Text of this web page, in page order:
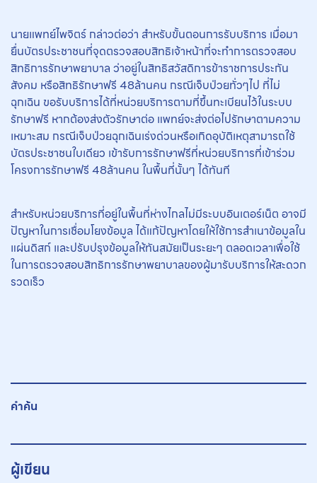
นายแพทย์ไพจิตร์ กล่าวต่อว่า สำหรับขั้นตอนการรับบริการ เมื่อมา
ยื่นบัตรประชาชนที่จุดตรวจสอบสิทธิเจ้าหน้าที่จะทำการตรวจสอบ
สิทธิการรักษาพยาบาล ว่าอยู่ในสิทธิสวัสดิการข้าราชการประกัน
สังคม หรือสิทธิรักษาฟรี 48ล้านคน กรณีเจ็บป่วยทั่วๆไป ที่ไม่
ฉุกเฉิน ขอรับบริการได้ที่หน่วยบริการตามที่ขึ้นทะเบียนไว้ในระบบ
รักษาฟรี หากต้องส่งตัวรักษาต่อ แพทย์จะส่งต่อไปรักษาตามความ
เหมาะสม กรณีเจ็บป่วยฉุกเฉินเร่งด่วนหรือเกิดอุบัติเหตุสามารถใช้
บัตรประชาชนใบเดียว เข้ารับการรักษาฟรีที่หน่วยบริการที่เข้าร่วม
โครงการรักษาฟรี 48ล้านคน ในพื้นที่นั้นๆ ได้ทันที
สำหรับหน่วยบริการที่อยู่ในพื้นที่ห่างไกลไม่มีระบบอินเตอร์เน็ต อาจมี
ปัญหาในการเชื่อมโยงข้อมูล ได้แก้ปัญหาโดยให้ใช้การสำเนาข้อมูลใน
แผ่นดิสก์ และปรับปรุงข้อมูลให้ทันสมัยเป็นระยะๆ ตลอดเวลาเพื่อใช้
ในการตรวจสอบสิทธิการรักษาพยาบาลของผู้มารับบริการให้สะดวก
รวดเร็ว
คำค้น
ผู้เขียน